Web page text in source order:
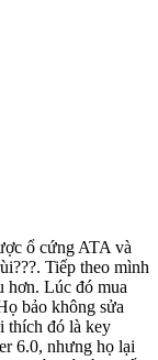
ổ cứng ATA và
Tiếp theo mình
hơn. Lúc đó mua
bảo không sửa
thích đó là key
6.0, nhưng họ lại